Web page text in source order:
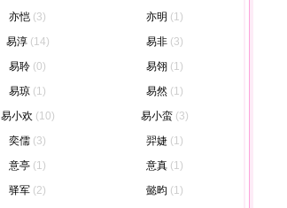
亦恺 (3) 亦明 (1)
易淳 (14) 易非 (3)
易聆 (0) 易翎 (1)
易琼 (1) 易然 (1)
易小欢 (10) 易小蛮 (3)
奕儒 (3) 羿婕 (1)
意亭 (1) 意真 (1)
驿军 (2) 懿昀 (1)